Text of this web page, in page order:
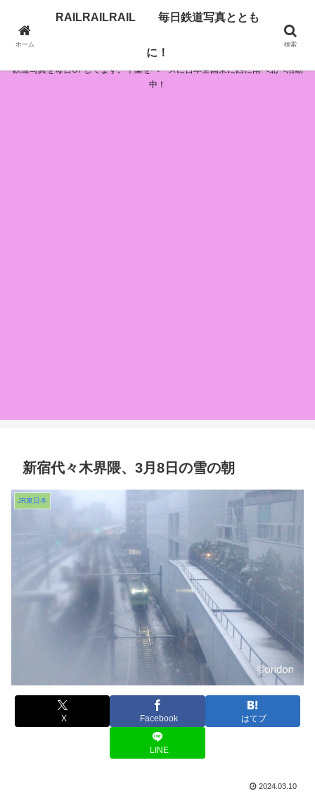
RAILRAILRAIL 毎日鉄道写真とともに！
鉄道写真を毎日UPしてます。千葉をベースに日本全国東に西に南へ北へ活動
中！
新宿代々木界隈、3月8日の雪の朝
JR東日本
X Facebook はてブ
LINE
2024.03.10
ホーム
RAILRAILRAIL 毎日鉄道写真ととも
に！
検索